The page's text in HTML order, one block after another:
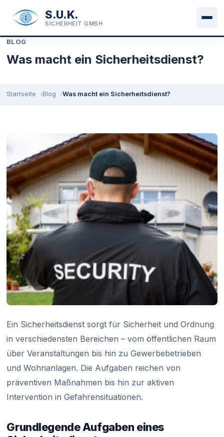
S.U.K.
SICHERHEIT GMBH
BLOG
Was macht ein Sicherheitsdienst?
Startseite Blog Was macht ein Sicherheitsdienst?
Ein Sicherheitsdienst sorgt für Sicherheit und Ordnung
in verschiedensten Bereichen – vom öffentlichen Raum
über Veranstaltungen bis hin zu Gewerbebetrieben
und Wohnanlagen. Die Aufgaben reichen von
präventiven Maßnahmen bis hin zur aktiven
Intervention in Gefahrensituationen.
Grundlegende Aufgaben eines